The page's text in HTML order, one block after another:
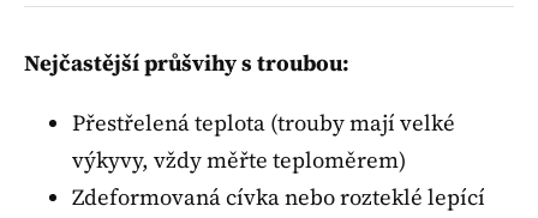
Nejčastější průšvihy s troubou:
Přestřelená teplota (trouby mají velké
výkyvy, vždy měřte teploměrem)
Zdeformovaná cívka nebo rozteklé lepící